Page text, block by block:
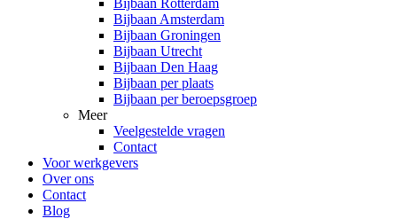
Bijbaan Rotterdam
Bijbaan Amsterdam
Bijbaan Groningen
Bijbaan Utrecht
Bijbaan Den Haag
Bijbaan per plaats
Bijbaan per beroepsgroep
Meer
Veelgestelde vragen
Contact
Voor werkgevers
Over ons
Contact
Blog